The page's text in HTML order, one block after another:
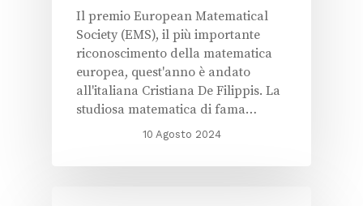
Il premio European Matematical
Society (EMS), il più importante
riconoscimento della matematica
europea, quest'anno è andato
all'italiana Cristiana De Filippis. La
studiosa matematica di fama…
10 Agosto 2024